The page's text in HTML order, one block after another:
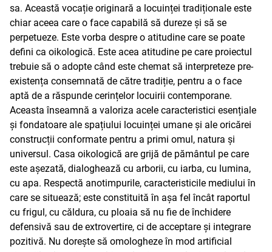
sa. Această vocație originară a locuinței tradiționale este
chiar aceea care o face capabilă să dureze și să se
perpetueze. Este vorba despre o atitudine care se poate
defini ca oikologică. Este acea atitudine pe care proiectul
trebuie să o adopte când este chemat să interpreteze pre-
existența consemnată de către tradiție, pentru a o face
aptă de a răspunde cerințelor locuirii contemporane.
Aceasta înseamnă a valoriza acele caracteristici esențiale
și fondatoare ale spațiului locuinței umane și ale oricărei
construcții conformate pentru a primi omul, natura și
universul. Casa oikologică are grijă de pământul pe care
este așezată, dialoghează cu arborii, cu iarba, cu lumina,
cu apa. Respectă anotimpurile, caracteristicile mediului în
care se situează; este constituită în așa fel încât raportul
cu frigul, cu căldura, cu ploaia să nu fie de închidere
defensivă sau de extrovertire, ci de acceptare și integrare
pozitivă. Nu dorește să omologheze în mod artificial